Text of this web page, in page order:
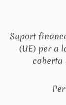
Suport
(UE) per a
coberta